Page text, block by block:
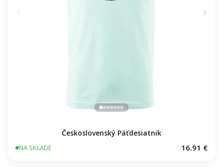
Československý Päťdesiatnik
NA SKLADE 16.91 €